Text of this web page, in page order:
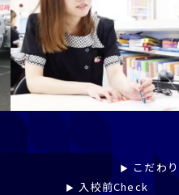
こだわ
入校前Check